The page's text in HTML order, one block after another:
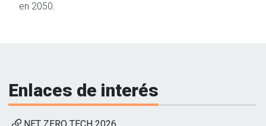
en 2050.
Enlaces de interés